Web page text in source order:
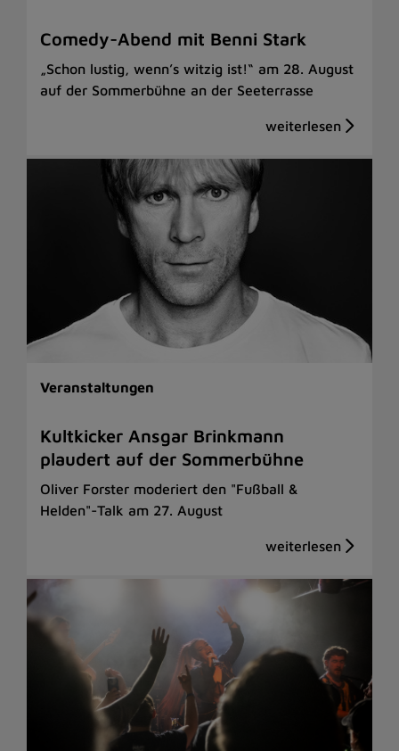
Comedy-Abend mit Benni Stark
„Schon lustig, wenn’s witzig ist!“ am 28. August
auf der Sommerbühne an der Seeterrasse
Veranstaltungen
Kultkicker Ansgar Brinkmann
plaudert auf der Sommerbühne
Oliver Forster moderiert den "Fußball &
Helden"-Talk am 27. August